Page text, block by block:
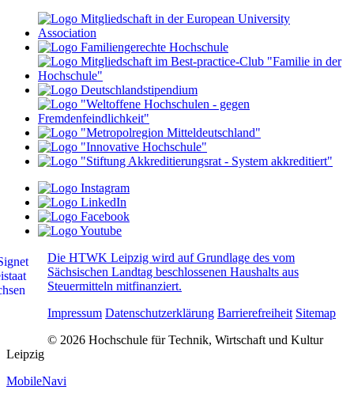
Die HTWK Leipzig wird auf Grundlage des vom
Sächsischen Landtag beschlossenen Haushalts aus
Steuermitteln mitfinanziert.
Impressum Datenschutzerklärung Barrierefreiheit Sitemap
© 2026 Hochschule für Technik, Wirtschaft und Kultur
Leipzig
MobileNavi